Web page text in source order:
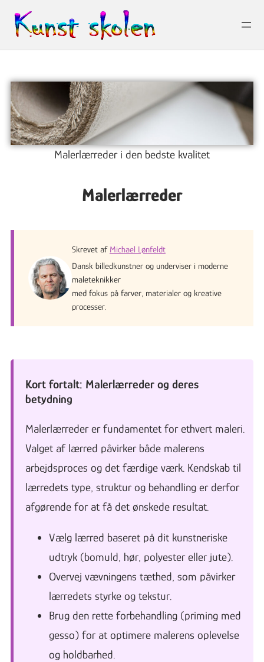
indhold
Malerlærreder i den bedste kvalitet
Malerlærreder
Skrevet af Michael Lønfeldt
Dansk billedkunstner og underviser i moderne
maleteknikker
med fokus på farver, materialer og kreative
processer.
Kort fortalt: Malerlærreder og deres
betydning
Malerlærreder er fundamentet for ethvert maleri.
Valget af lærred påvirker både malerens
arbejdsproces og det færdige værk. Kendskab til
lærredets type, struktur og behandling er derfor
afgørende for at få det ønskede resultat.
Vælg lærred baseret på dit kunstneriske
udtryk (bomuld, hør, polyester eller jute).
Overvej vævningens tæthed, som påvirker
lærredets styrke og tekstur.
Brug den rette forbehandling (priming med
gesso) for at optimere malerens oplevelse
og holdbarhed.